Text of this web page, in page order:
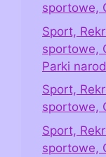
sportowe,
Sport,
sportowe,
Parki
Sport,
sportowe,
Sport,
sportowe,